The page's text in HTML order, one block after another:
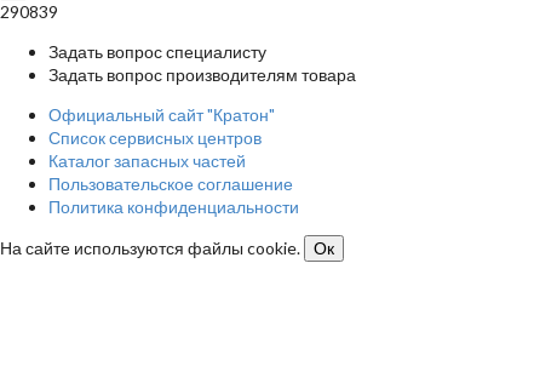
290839
Задать вопрос специалисту
Задать вопрос производителям товара
Официальный сайт "Кратон"
Список сервисных центров
Каталог запасных частей
Пользовательское соглашение
Политика конфиденциальности
На сайте используются файлы cookie.
Ок